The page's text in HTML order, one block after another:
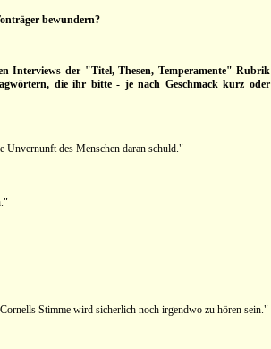
bewundern?
Interviews der "Titel, Thesen, Temperamente"-Rubrik
die ihr bitte - je nach Geschmack kurz oder
Unvernunft des Menschen daran schuld."
Stimme wird sicherlich noch irgendwo zu hören sein."